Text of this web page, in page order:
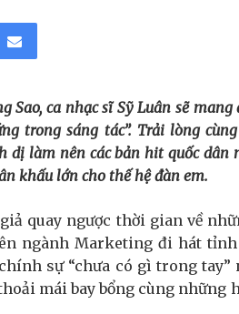
Sao, ca nhạc sĩ Sỹ Luân sẽ mang
trong sáng tác”. Trải lòng
dị làm nên các bản hit quốc dân
khấu lớn cho thế hệ đàn em.
quay ngược thời gian về
ngành Marketing đi hát
sự “chưa có gì trong tay”
mái bay bổng cùng những